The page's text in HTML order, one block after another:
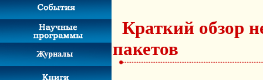
Краткий обзор
пакетов